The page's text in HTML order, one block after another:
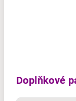
Doplňkové